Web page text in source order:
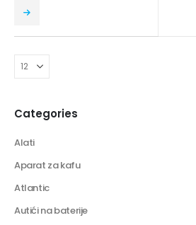
Categories
Alati
Aparat za kafu
Atlantic
Autići na baterije